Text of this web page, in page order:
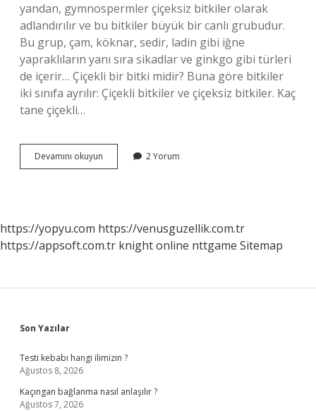
yandan, gymnospermler çiçeksiz bitkiler olarak
adlandırılır ve bu bitkiler büyük bir canlı grubudur.
Bu grup, çam, köknar, sedir, ladin gibi iğne
yapraklıların yanı sıra sikadlar ve ginkgo gibi türleri
de içerir… Çiçekli bir bitki midir? Buna göre bitkiler
iki sınıfa ayrılır: Çiçekli bitkiler ve çiçeksiz bitkiler. Kaç
tane çiçekli…
Devamını okuyun
Bir
2 Yorum
https://yopyu.com https://venusguzellik.com.tr
https://appsoft.com.tr knight online nttgame Sitemap
Sidebar
Son Yazılar
Testi kebabı hangi ilimizin ?
Ağustos 8, 2026
Kaçıngan bağlanma nasıl anlaşılır ?
Ağustos 7, 2026